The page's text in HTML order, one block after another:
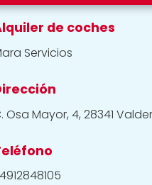
de coches
Servicios
Osa Mayor, 4, 28341